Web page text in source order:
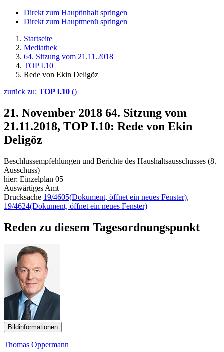
Direkt zum Hauptinhalt springen
Direkt zum Hauptmenü springen
Startseite
Mediathek
64. Sitzung vom 21.11.2018
TOP I.10
Rede von Ekin Deligöz
zurück zu: TOP I.10 ()
21. November 2018 64. Sitzung vom
21.11.2018, TOP I.10: Rede von Ekin
Deligöz
Beschlussempfehlungen und Berichte des Haushaltsausschusses (8.
Ausschuss)
hier: Einzelplan 05
Auswärtiges Amt
Drucksache 19/4605(Dokument, öffnet ein neues Fenster),
19/4624(Dokument, öffnet ein neues Fenster)
Reden zu diesem Tagesordnungspunkt
Bildinformationen
Thomas Oppermann